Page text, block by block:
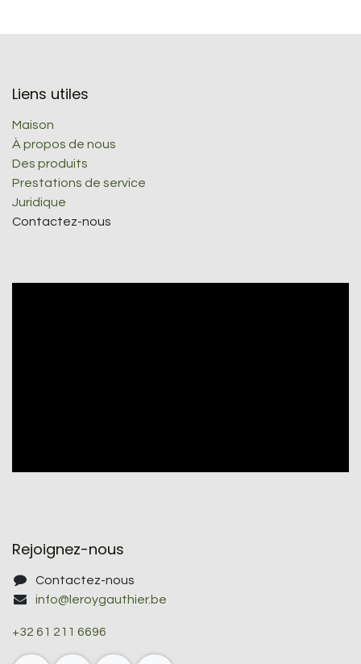
Liens utiles
Maison
À propos de nous
Des produits
Prestations de service
Juridique
Contactez-nous
Rejoignez-nous
Contactez-nous
info@leroygauthier.be
+32 61 211 6696